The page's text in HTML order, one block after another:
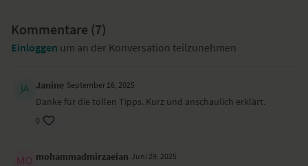
Kommentare (7)
Einloggen um an der Konversation teilzunehmen
Janine September 16, 2025
Danke für die tollen Tipps. Kurz und anschaulich erklärt.
0
mohammadmirzaeian Juni 29, 2025